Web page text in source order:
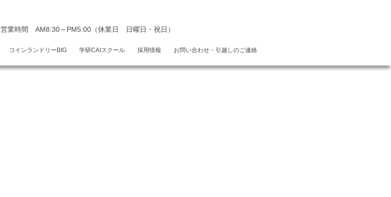
営業時間 AM8:30～PM5:00（休業日 日曜日・祝日）
コインランドリーBIG 学研CAIスクール 採用情報 お問い合わせ・引越しのご連絡